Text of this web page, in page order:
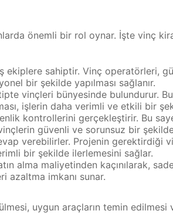
önemli bir rol oynar. İşte vinç
ekiplere sahiptir. Vinç operatörleri,
bir şekilde yapılması sağlanır.
vinçleri bünyesinde bulundurur.
işlerin daha verimli ve etkili bir
kontrollerini gerçekleştirir. Bu
güvenli ve sorunsuz bir
verebilirler. Projenin gerektirdiği
bir şekilde ilerlemesini sağlar.
alma maliyetinden kaçınılarak,
azaltma imkanı sunar.
uygun araçların temin edilmesi